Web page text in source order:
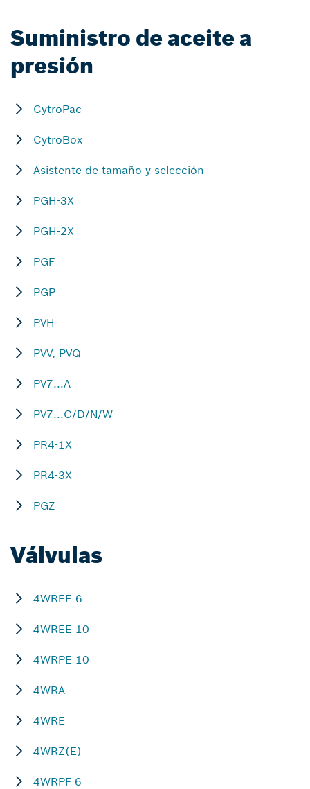
Suministro de aceite a
presión
CytroPac
CytroBox
Asistente de tamaño y selección
PGH-3X
PGH-2X
PGF
PGP
PVH
PVV, PVQ
PV7...A
PV7...C/D/N/W
PR4-1X
PR4-3X
PGZ
Válvulas
4WREE 6
4WREE 10
4WRPE 10
4WRA
4WRE
4WRZ(E)
4WRPF 6